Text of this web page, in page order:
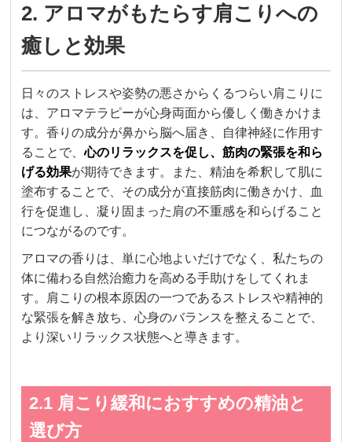
2. アロマがもたらす肩こりへの
癒しと効果
日々のストレスや姿勢の悪さからくるつらい肩こりに
は、アロマテラピーが心身両面から優しく働きかけま
す。香りの成分が鼻から脳へ届き、自律神経に作用す
ることで、心のリラックスを促し、筋肉の緊張を和ら
げる効果が期待できます。また、精油を希釈して肌に
塗布することで、その成分が直接筋肉に働きかけ、血
行を促進し、凝り固まった肩の不重感を和らげること
につながるのです。
アロマの香りは、単に心地よいだけでなく、私たちの
体に備わる自然治癒力を高める手助けをしてくれま
す。肩こりの根本原因の一つであるストレスや精神的
な緊張を解き放ち、心身のバランスを整えることで、
より深いリラックス状態へと導きます。
2.1 肩こり緩和におすすめの精油と
選び方